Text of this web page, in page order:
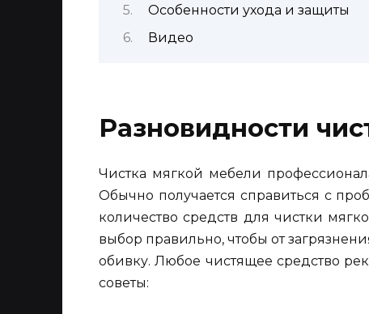
Особенности ухода и защиты
Видео
Разновидности
Чистка мягкой мебели
Обычно получается справиться с
количество средств для чистки
выбор правильно, чтобы от
обивку. Любое чистящее средство
советы: